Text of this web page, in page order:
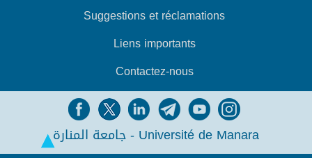
Suggestions et réclamations
Liens importants
Contactez-nous
جامعة المنارة - Université de Manara